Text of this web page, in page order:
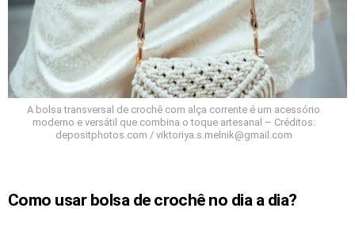
A bolsa transversal de crochê com alça corrente é um acessório
moderno e versátil que combina o toque artesanal – Créditos:
depositphotos.com / viktoriya.s.melnik@gmail.com
Como usar bolsa de crochê no dia a dia?